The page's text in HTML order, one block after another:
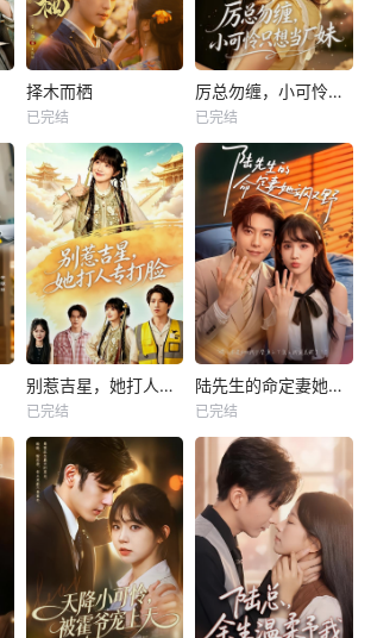
择木而栖
已完结
厉总勿缠，小可怜只想当厂妹
已完结
别惹吉星，她打人专打脸
已完结
陆先生的命定妻她飒又野
已完结